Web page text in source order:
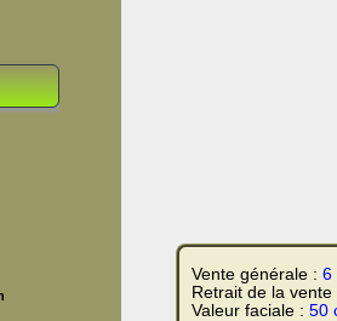
Vente générale : 6
Retrait de la
Valeur faciale : 50